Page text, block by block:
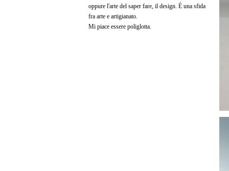
oppure l'arte del saper fare, il design. È una sfida
fra arte e artigianato.
Mi piace essere poliglotta.